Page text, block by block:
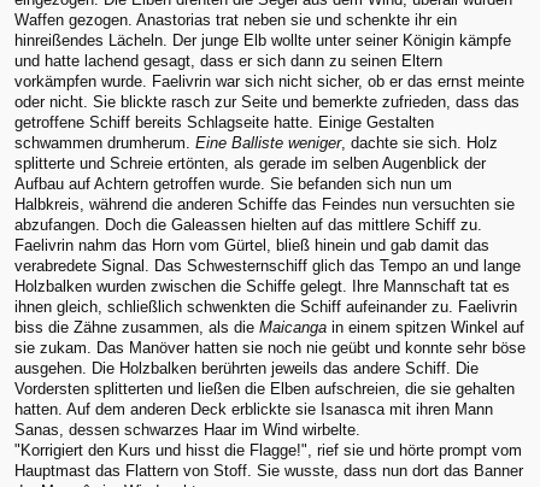
Waffen gezogen. Anastorias trat neben sie und schenkte ihr ein
hinreißendes Lächeln. Der junge Elb wollte unter seiner Königin kämpfe
und hatte lachend gesagt, dass er sich dann zu seinen Eltern
vorkämpfen wurde. Faelivrin war sich nicht sicher, ob er das ernst meinte
oder nicht. Sie blickte rasch zur Seite und bemerkte zufrieden, dass das
getroffene Schiff bereits Schlagseite hatte. Einige Gestalten
schwammen drumherum. Eine Balliste weniger, dachte sie sich. Holz
splitterte und Schreie ertönten, als gerade im selben Augenblick der
Aufbau auf Achtern getroffen wurde. Sie befanden sich nun um
Halbkreis, während die anderen Schiffe das Feindes nun versuchten sie
abzufangen. Doch die Galeassen hielten auf das mittlere Schiff zu.
Faelivrin nahm das Horn vom Gürtel, bließ hinein und gab damit das
verabredete Signal. Das Schwesternschiff glich das Tempo an und lange
Holzbalken wurden zwischen die Schiffe gelegt. Ihre Mannschaft tat es
ihnen gleich, schließlich schwenkten die Schiff aufeinander zu. Faelivrin
biss die Zähne zusammen, als die Maicanga in einem spitzen Winkel auf
sie zukam. Das Manöver hatten sie noch nie geübt und konnte sehr böse
ausgehen. Die Holzbalken berührten jeweils das andere Schiff. Die
Vordersten splitterten und ließen die Elben aufschreien, die sie gehalten
hatten. Auf dem anderen Deck erblickte sie Isanasca mit ihren Mann
Sanas, dessen schwarzes Haar im Wind wirbelte.
"Korrigiert den Kurs und hisst die Flagge!", rief sie und hörte prompt vom
Hauptmast das Flattern von Stoff. Sie wusste, dass nun dort das Banner